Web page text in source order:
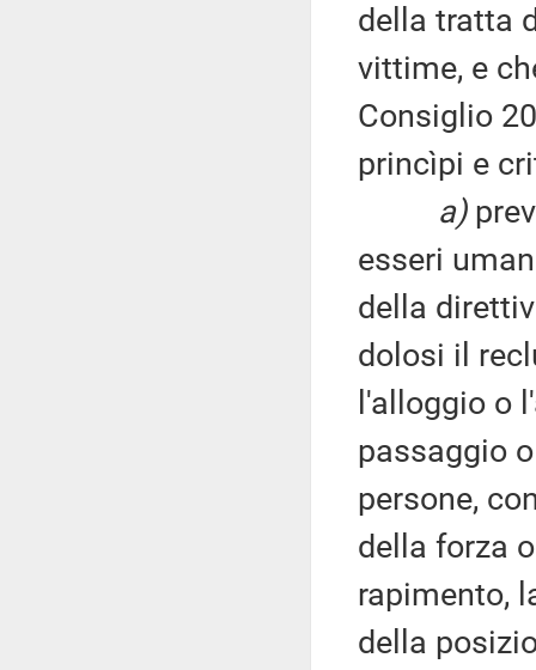
della tratta
vittime, e
Consiglio
princìpi e
a)
esseri
della
dolosi il
l'alloggio o
passaggio
persone,
della forza
rapimento,
della